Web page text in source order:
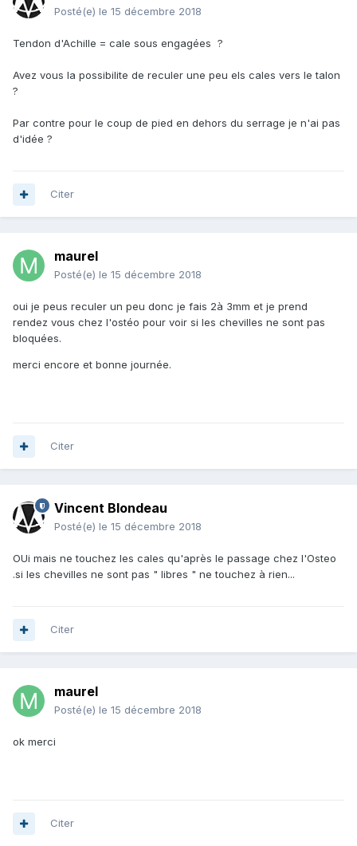
Posté(e) le 15 décembre 2018
Tendon d'Achille = cale sous engagées ?
Avez vous la possibilite de reculer une peu els cales vers le talon
?
Par contre pour le coup de pied en dehors du serrage je n'ai pas
d'idée ?
Citer
maurel
Posté(e) le 15 décembre 2018
oui je peus reculer un peu donc je fais 2à 3mm et je prend
rendez vous chez l'ostéo pour voir si les chevilles ne sont pas
bloquées.
merci encore et bonne journée.
Citer
Vincent Blondeau
Posté(e) le 15 décembre 2018
OUi mais ne touchez les cales qu'après le passage chez l'Osteo
.si les chevilles ne sont pas " libres " ne touchez à rien...
Citer
maurel
Posté(e) le 15 décembre 2018
ok merci
Citer